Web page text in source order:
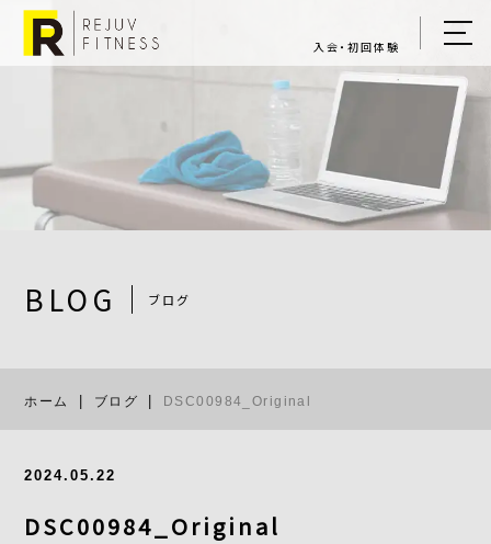
入会・初回体験
BLOG ブログ
ホーム ブログ DSC00984_Original
2024.05.22
DSC00984_Original
ホーム
キャンペーン情報
REJUV FITNESSについて
店舗一覧
よくあるご質問